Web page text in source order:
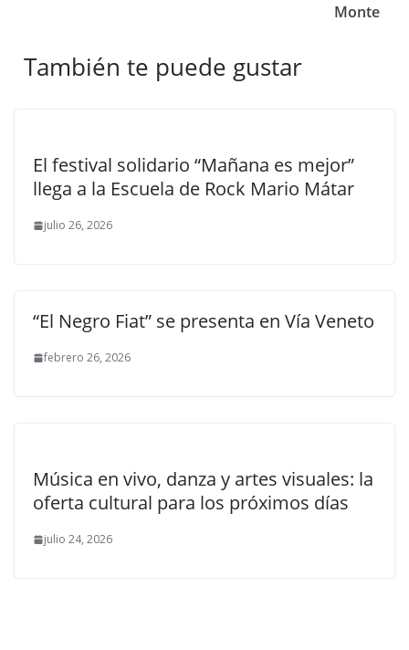
Monte
También te puede gustar
El festival solidario “Mañana es mejor”
llega a la Escuela de Rock Mario Mátar
julio 26, 2026
“El Negro Fiat” se presenta en Vía Veneto
febrero 26, 2026
Música en vivo, danza y artes visuales: la
oferta cultural para los próximos días
julio 24, 2026